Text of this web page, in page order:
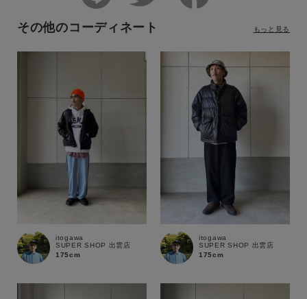
その他のコーディネート
itogawa
SUPER SHOP 出雲店
175cm
itogawa
SUPER SHOP 出雲店
175cm
もっと見る